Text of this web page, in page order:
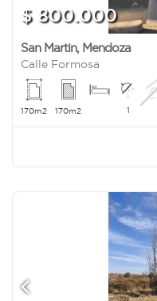
$ 800.000
San Martin, Mendoza
Calle Formosa
170m2 170m2 1